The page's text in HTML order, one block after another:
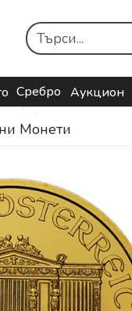
Сребро Аукцион
Монети